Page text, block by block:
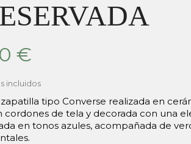
€
incluidos
tipo Converse realizada en
cordones de tela y decorada con una
en tonos azules, acompañada de